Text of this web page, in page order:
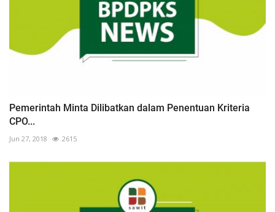
Pemerintah Minta Dilibatkan dalam Penentuan Kriteria
CPO...
Jun 27, 2018 2615